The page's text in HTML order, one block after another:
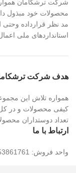
شرکت ترشکامان
محصولات خود مبذول
مد نظر قرارداده وحتی
استانداردهای ملی
هدف شرکت
همواره تلاش این
کیفی محصولات و در
تعداد دوستداران
ارتباط با ما
واحد فروش: 09153861761 | 09126332949 (پاسخگویی ۲۴ ساعته)